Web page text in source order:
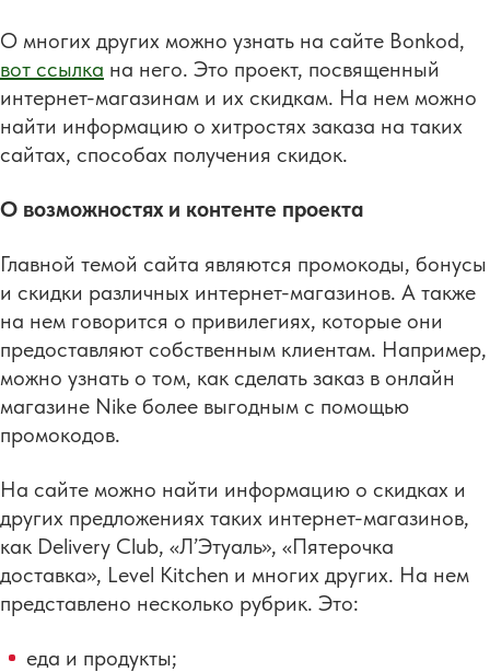
О многих других можно узнать на сайте Bonkod,
вот ссылка на него. Это проект, посвященный
интернет-магазинам и их скидкам. На нем можно
найти информацию о хитростях заказа на таких
сайтах, способах получения скидок.
О возможностях и контенте проекта
Главной темой сайта являются промокоды, бонусы
и скидки различных интернет-магазинов. А также
на нем говорится о привилегиях, которые они
предоставляют собственным клиентам. Например,
можно узнать о том, как сделать заказ в онлайн
магазине Nike более выгодным с помощью
промокодов.
На сайте можно найти информацию о скидках и
других предложениях таких интернет-магазинов,
как Delivery Club, «Л’Этуаль», «Пятерочка
доставка», Level Kitchen и многих других. На нем
представлено несколько рубрик. Это:
еда и продукты;